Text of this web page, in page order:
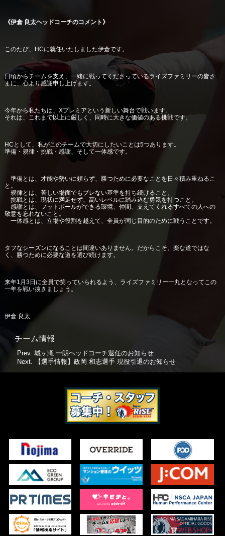
《伊倉 良太ヘッドコーチのコメント》
このたび、HCに就任いたしました伊倉です。
日頃からチームを支え、一緒に戦ってくださっているライズファミリーの皆さ
まに、心より感謝申し上げます。
今年から私たちは、Xプレミアという新しい舞台で戦います。
それは、これまで以上に厳しく、同時に大きな価値のある挑戦です。
HCとして、私がこのチームで大切にしたいことは5つあります。
準備・規律・挑戦・感謝、そして一体感です。
準備とは、才能や勢いに頼らず、勝つために必要なことを日々積み重ねるこ
と。
規律とは、苦しい場面でもブレない基準を持ち続けること。
挑戦とは、現状に満足せず、高いレベルに踏み込む勇気を持つこと。
感謝とは、フットボールができる環境、仲間、支えてくれるすべての人への
敬意を忘れないこと。
一体感とは、立場や役割を越えて、全員が同じ目的のために戦うことです。
タフなシーズンになることは間違いありません。だからこそ、楽な道ではな
く、勝つために必要な道を選び続けます。
来年1月3日に全員で笑っていられるよう、ライズファミリー一丸となってこの
一年を戦い抜きましょう。
伊倉 良太
チーム情報
Prev. 城ヶ滝 一朗ヘッドコーチ退任のお知らせ
Next.
【選手情報】政岡 和志選手 現役引退のお知らせ